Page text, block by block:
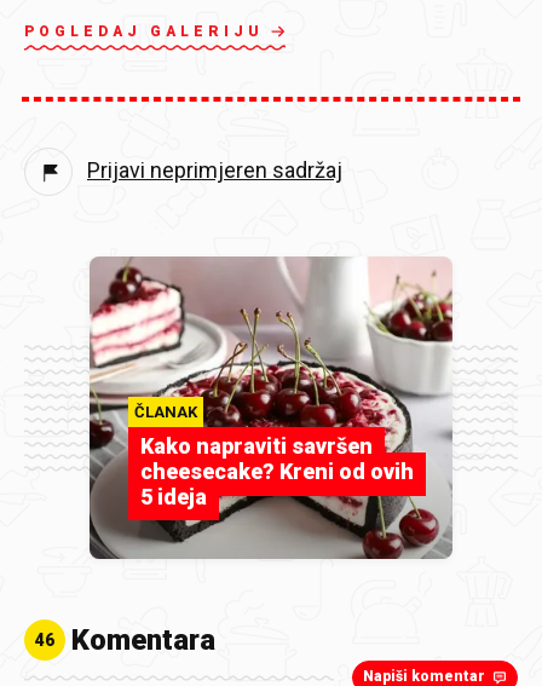
POGLEDAJ GALERIJU
Prijavi neprimjeren sadržaj
ČLANAK
Kako napraviti savršen
cheesecake? Kreni od ovih
5 ideja
46 Komentara
Napiši komentar